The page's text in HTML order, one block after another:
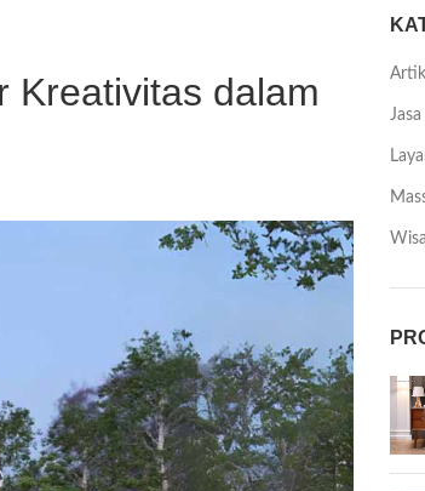
Kreativitas dalam
Jasa